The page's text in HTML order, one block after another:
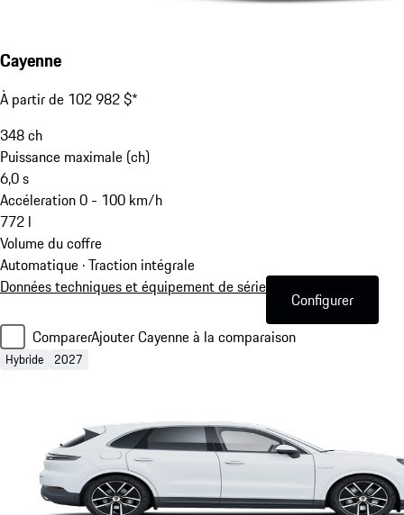
Cayenne
À partir de 102 982 $*
348ch
Puissance maximale (ch)
6,0s
Accéleration 0 - 100 km/h
772 l
Volume du coffre
Automatique · Traction intégrale
Données techniques et équipement de série
Configurer
ComparerAjouter Cayenne à la comparaison
Hybride 2027